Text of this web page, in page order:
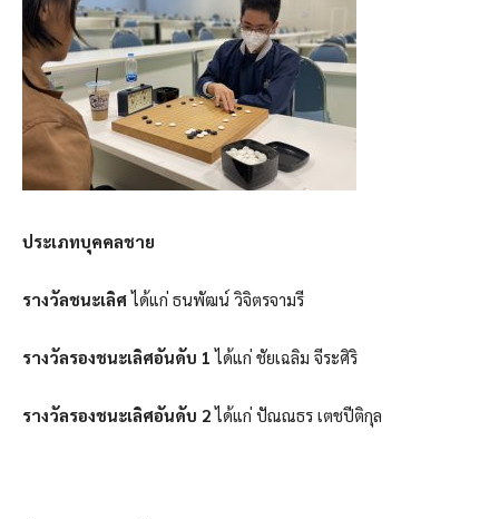
ประเภทบุคคลชาย
รางวัลชนะเลิศได้แก่ ธนพัฒน์ วิจิตรจามรี
รางวัลรองชนะเลิศอันดับ 1 ได้แก่ ชัยเฉลิม จีระศิริ
รางวัลรองชนะเลิศอันดับ 2ได้แก่ ปัณณธร เตชปีติกุล